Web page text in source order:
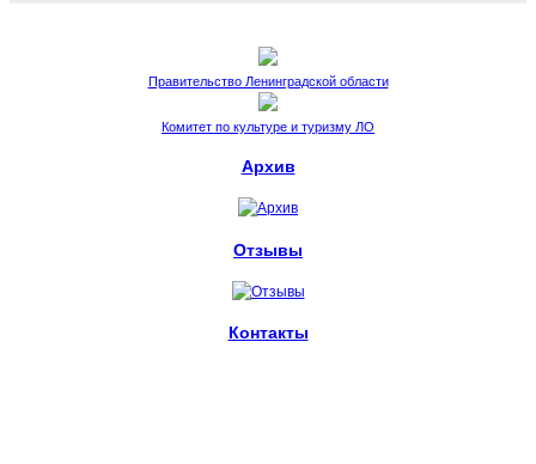
Правительство Ленинградской области
Комитет по культуре и туризму ЛО
Архив
Отзывы
Контакты